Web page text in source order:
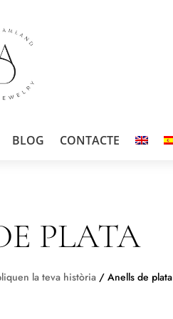
BLOG CONTACTE
PLATA
la teva història/ Anells de plata